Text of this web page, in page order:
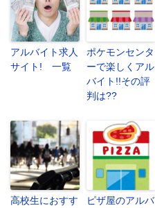
アルバイト求人
サイト! 一覧
ポケモンセンタ
ーで楽しくアル
バイト!!その評
判は??
高校生におすす
ピザ屋のアルバ